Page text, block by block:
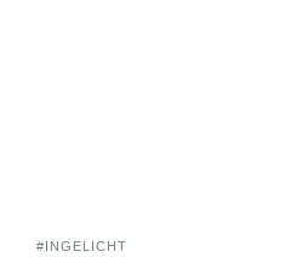
#INGELICHT